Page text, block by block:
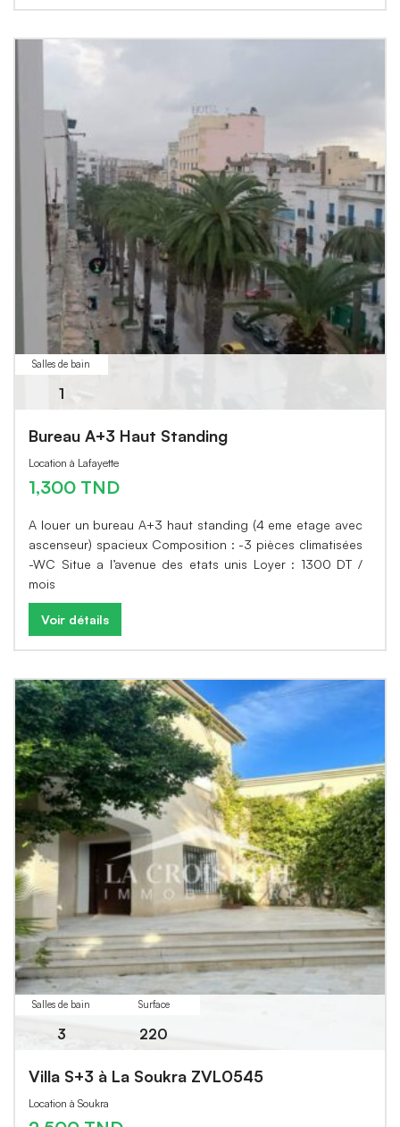
Salles de bain
1
Bureau A+3 Haut Standing
Location à Lafayette
1,300 TND
A louer un bureau A+3 haut standing (4 eme etage avec
ascenseur) spacieux Composition : -3 pièces climatisées
-WC Situe a l’avenue des etats unis Loyer : 1300 DT /
mois
Voir détails
Salles de bain
3
Surface
220
Villa S+3 à La Soukra ZVL0545
Location à Soukra